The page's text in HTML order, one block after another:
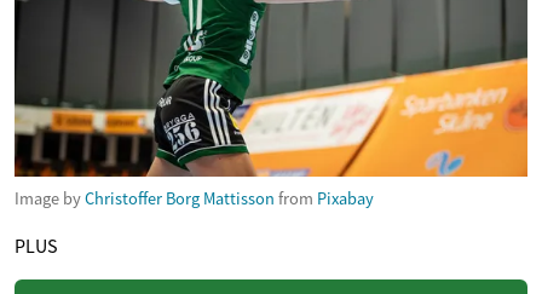
Image byChristoffer Borg Mattisson from Pixabay
PLUS